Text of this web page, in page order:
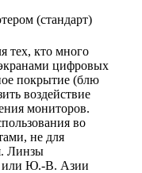
(стандарт)
тех, кто много
цифровых
покрытие (блю
воздействие
мониторов.
во
не для
Линзы
или Ю.-В. Азии